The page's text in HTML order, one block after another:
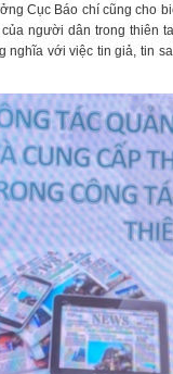
Cục Báo chí cũng cho
người dân trong thiên
nghĩa với việc tin giả, tin